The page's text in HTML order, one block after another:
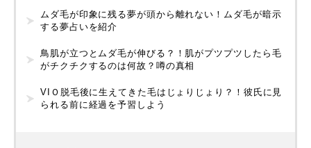
ムダ毛が印象に残る夢が頭から離れない！ムダ毛が暗示
する夢占いを紹介
鳥肌が立つとムダ毛が伸びる？！肌がプツプツしたら毛
がチクチクするのは何故？噂の真相
VIＯ脱毛後に生えてきた毛はじょりじょり？！彼氏に見
られる前に経過を予習しよう